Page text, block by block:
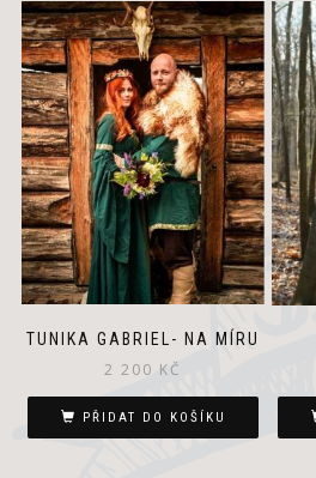
TUNIKA GABRIEL- NA MÍRU
2 200 KČ
PŘIDAT DO KOŠÍKU